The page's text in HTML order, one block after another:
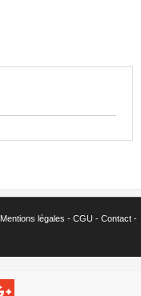
Mentions légales - CGU - Contact-